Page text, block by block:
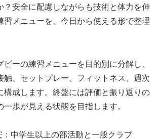
？安全に配慮しながらも技術と体力を伸
習メニューを、今日から使える形で整理
ビーの練習メニューを目的別に分解し、
触、セットプレー、フィットネス、週次
構成します。終盤には評価と振り返りの
歩が見える状態を目指します。
：中学生以上の部活動と一般クラブ